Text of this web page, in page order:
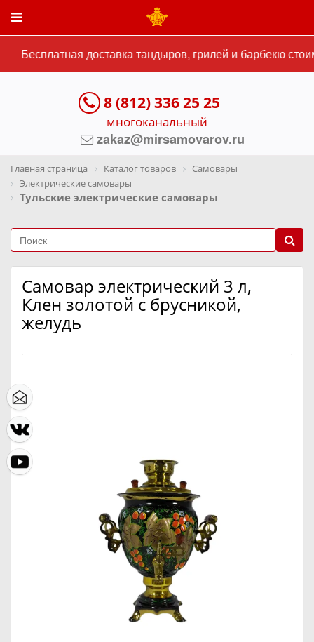
Бесплатная доставка тандыров, грилей и барбекю
8 (812) 336 25 25
многоканальный
zakaz@mirsamovarov.ru
Главная страница Каталог товаров
Самовары
Электрические самовары
Тульские электрические самовары
Самовар электрический 3 л,
Клен золотой с брусникой,
желудь